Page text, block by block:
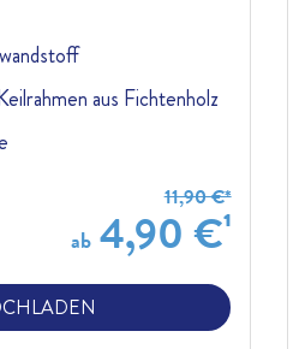
aus Fichtenholz
11,90 €*
ab 4,90 €¹